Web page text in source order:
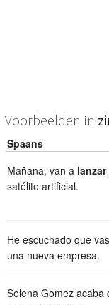
Voorbeelden in
Spaans
Mañana, van a lanzar
satélite artificial.
He escuchado que
una nueva empresa.
Selena Gomez acaba